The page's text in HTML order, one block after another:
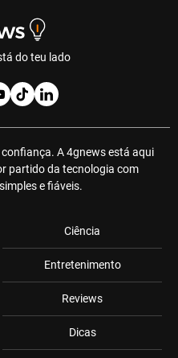
do teu lado
A 4gnews está aqui
partido da tecnologia com
e fiáveis.
Ciência
Entretenimento
Reviews
Dicas